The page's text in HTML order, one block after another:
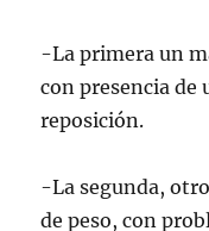
-La primera un
con presencia de
reposición.
-La segunda,
de peso, con